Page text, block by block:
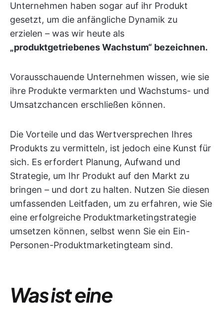
Unternehmen haben sogar auf ihr Produkt
gesetzt, um die anfängliche Dynamik zu
erzielen – was wir heute als
„produktgetriebenes Wachstum“ bezeichnen.
Vorausschauende Unternehmen wissen, wie sie
ihre Produkte vermarkten und Wachstums- und
Umsatzchancen erschließen können.
Die Vorteile und das Wertversprechen Ihres
Produkts zu vermitteln, ist jedoch eine Kunst für
sich. Es erfordert Planung, Aufwand und
Strategie, um Ihr Produkt auf den Markt zu
bringen – und dort zu halten. Nutzen Sie diesen
umfassenden Leitfaden, um zu erfahren, wie Sie
eine erfolgreiche Produktmarketingstrategie
umsetzen können, selbst wenn Sie ein Ein-
Personen-Produktmarketingteam sind.
Was ist eine